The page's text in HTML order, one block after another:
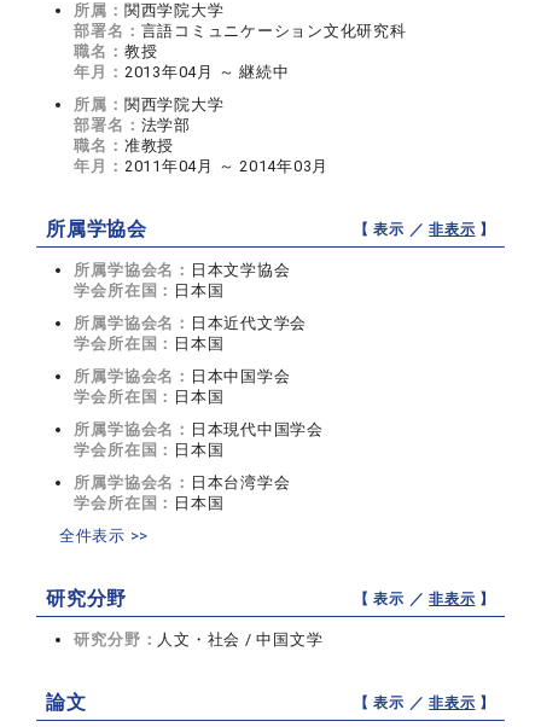
所属： 関西学院大学
部署名： 言語コミュニケーション文化研究科
職名： 教授
年月： 2013年04月 ～ 継続中
所属： 関西学院大学
部署名： 法学部
職名： 准教授
年月： 2011年04月 ～ 2014年03月
所属学協会 【 表示 ／非表示 】
所属学協会名： 日本文学協会
学会所在国： 日本国
所属学協会名： 日本近代文学会
学会所在国： 日本国
所属学協会名： 日本中国学会
学会所在国： 日本国
所属学協会名： 日本現代中国学会
学会所在国： 日本国
所属学協会名： 日本台湾学会
学会所在国： 日本国
全件表示 >>
研究分野 【 表示 ／非表示 】
研究分野： 人文・社会 / 中国文学
論文 【 表示 ／非表示 】